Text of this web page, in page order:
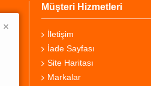
Müşteri Hizmetleri
İletişim
İade Sayfası
Site Haritası
Markalar
×